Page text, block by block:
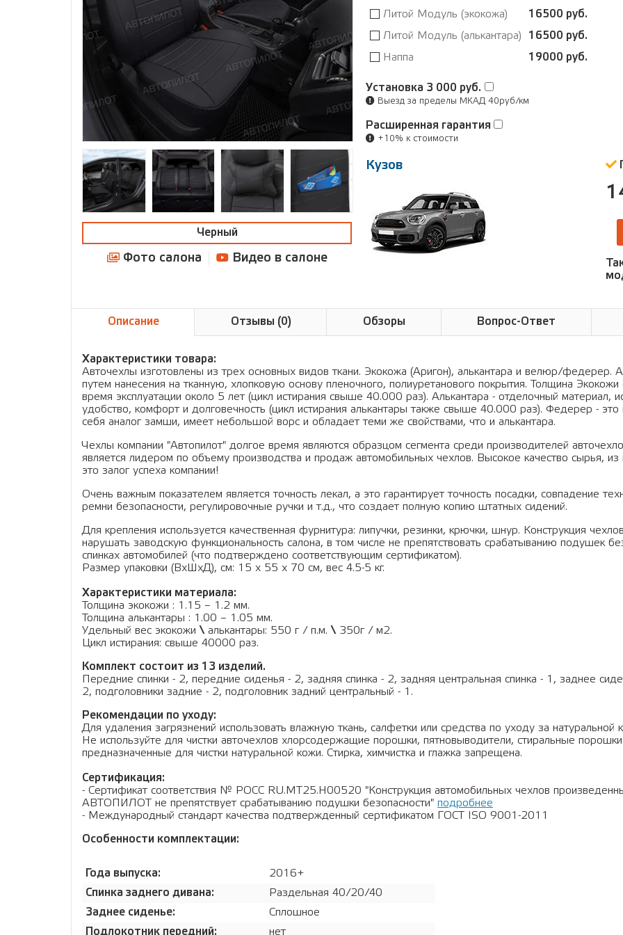
Черный
Фото салона Видео в салоне
Литой Модуль (экокожа) 16500 руб.
Литой Модуль (алькантара) 16500 руб.
Наппа 19000 руб.
Установка 3 000 руб.
Выезд за пределы МКАД 40руб/км
Расширенная гарантия
+10% к стоимости
Кузов
Описание Отзывы (0) Обзоры Вопрос-Ответ
Характеристики товара:
Авточехлы изготовлены из трех основных видов ткани. Экокожа (Аригон), алькантара и велюр/федерер.
путем нанесения на тканную, хлопковую основу пленочного, полиуретанового покрытия. Толщина
время эксплуатации около 5 лет (цикл истирания свыше 40.000 раз). Алькантара - отделочный материал,
удобство, комфорт и долговечность (цикл истирания алькантары также свыше 40.000 раз). Федерер - это
себя аналог замши, имеет небольшой ворс и обладает теми же свойствами, что и алькантара.
Чехлы компании "Автопилот" долгое время являются образцом сегмента среди производителей
является лидером по объему производства и продаж автомобильных чехлов. Высокое качество сырья, из
это залог успеха компании!
Очень важным показателем является точность лекал, а это гарантирует точность посадки, совпадение
ремни безопасности, регулировочные ручки и т.д., что создает полную копию штатных сидений.
Для крепления используется качественная фурнитура: липучки, резинки, крючки, шнур. Конструкция
нарушать заводскую функциональность салона, в том числе не препятствовать срабатыванию подушек
спинках автомобилей (что подтверждено соответствующим сертификатом).
Размер упаковки (ВхШхД), см: 15 x 55 x 70 см, вес 4.5-5 кг.
Характеристики материала:
Толщина экокожи : 1.15 – 1.2 мм.
Толщина алькантары : 1.00 – 1.05 мм.
Удельный вес экокожи \алькантары: 550 г / п.м. \350г / м2.
Цикл истирания: свыше 40000 раз.
Комплект состоит из 13 изделий.
Передние спинки - 2, передние сиденья - 2, задняя спинка - 2, задняя центральная спинка - 1, заднее
2, подголовники задние - 2, подголовник задний центральный - 1.
Рекомендации по уходу:
Для удаления загрязнений использовать влажную ткань, салфетки или средства по уходу за натуральной
Не используйте для чистки авточехлов хлорсодержащие порошки, пятновыводители, стиральные
предназначенные для чистки натуральной кожи. Стирка, химчистка и глажка запрещена.
Сертификация:
- Сертификат соответствия № РОСС RU.МТ25.Н00520 "Конструкция автомобильных чехлов
АВТОПИЛОТ не препятствует срабатыванию подушки безопасности" подробнее
- Международный стандарт качества подтвержденный сертификатом ГОСТ ISO 9001-2011
Особенности комплектации:
Года выпуска:
2016+
Спинка заднего дивана:
Раздельная 40/20/40
Заднее сиденье:
Сплошное
Подлокотник передний:
нет